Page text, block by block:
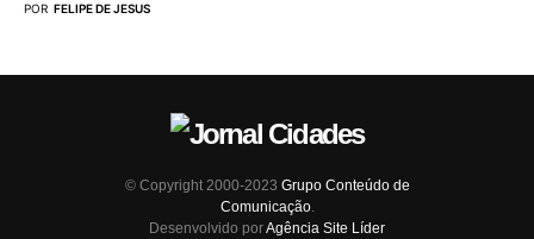
POR FELIPE DE JESUS
© Copyright 2000-2023 Grupo Conteúdo de
Comunicação.
Desenvolvido porAgência Site Líder